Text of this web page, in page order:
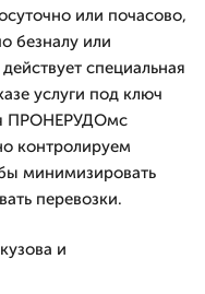
или почасово,
безналу или
специальная
услуги под ключ
ПРОНЕРУДОмс
контролируем
минимизировать
перевозки.
и